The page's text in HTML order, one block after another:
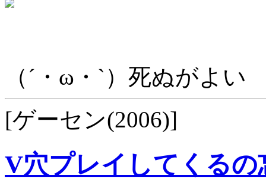
（´・ω・`）死ぬがよい
[ゲーセン(2006)]
V穴プレイしてくるの